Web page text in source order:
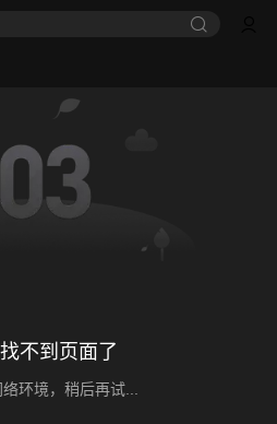
不到页面了
环境，稍后再试...